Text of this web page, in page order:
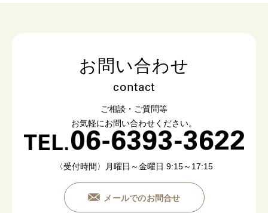
お問い合わせ
contact
ご相談・ご質問等
お気軽にお問い合わせください。
〈受付時間〉月曜日～金曜日 9:15～17:15
メールでのお問合せ